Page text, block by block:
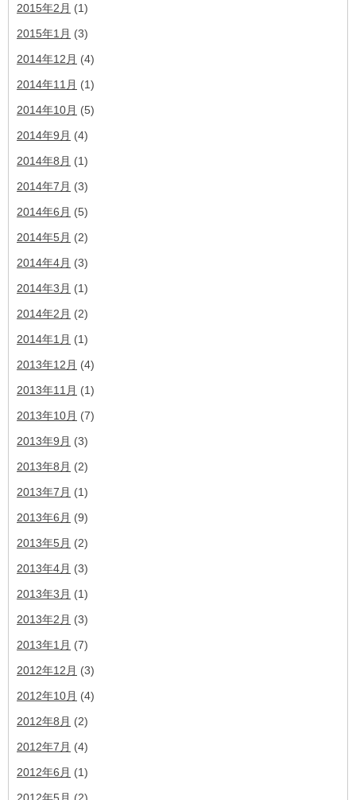
2015年2月 (1)
2015年1月 (3)
2014年12月 (4)
2014年11月 (1)
2014年10月 (5)
2014年9月 (4)
2014年8月 (1)
2014年7月 (3)
2014年6月 (5)
2014年5月 (2)
2014年4月 (3)
2014年3月 (1)
2014年2月 (2)
2014年1月 (1)
2013年12月 (4)
2013年11月 (1)
2013年10月 (7)
2013年9月 (3)
2013年8月 (2)
2013年7月 (1)
2013年6月 (9)
2013年5月 (2)
2013年4月 (3)
2013年3月 (1)
2013年2月 (3)
2013年1月 (7)
2012年12月 (3)
2012年10月 (4)
2012年8月 (2)
2012年7月 (4)
2012年6月 (1)
2012年5月 (2)